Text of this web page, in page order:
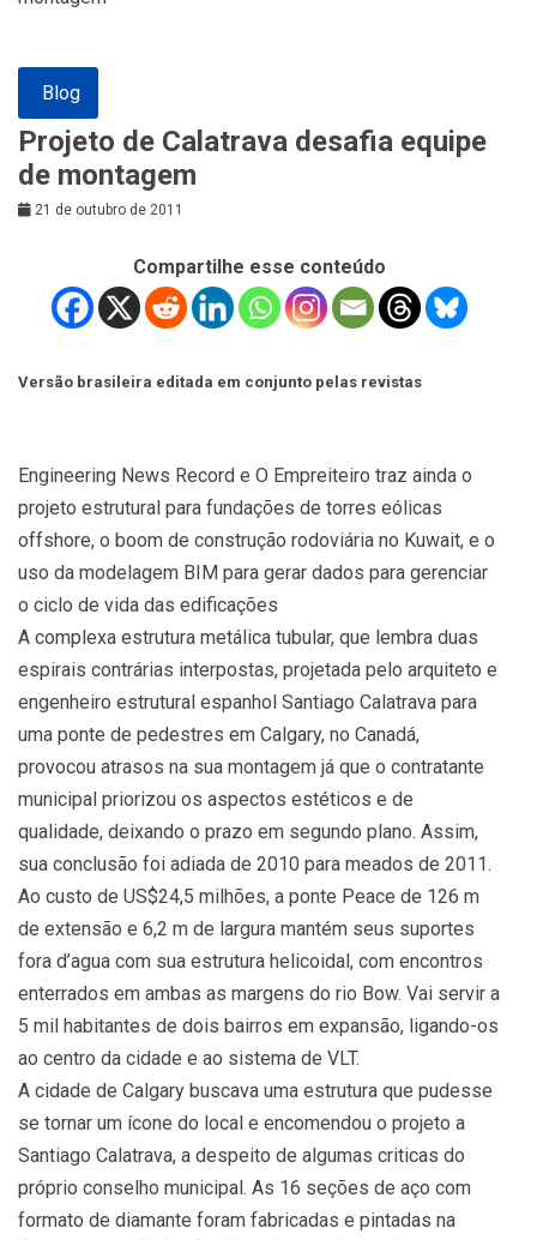
Blog
Projeto de Calatrava desafia equipe
de montagem
21 de outubro de 2011
Compartilhe esse conteúdo
Versão brasileira editada em conjunto pelas revistas
Engineering News Record e O Empreiteiro traz ainda o
projeto estrutural para fundações de torres eólicas
offshore, o boom de construção rodoviária no Kuwait, e o
uso da modelagem BIM para gerar dados para gerenciar
o ciclo de vida das edificações
A complexa estrutura metálica tubular, que lembra duas
espirais contrárias interpostas, projetada pelo arquiteto e
engenheiro estrutural espanhol Santiago Calatrava para
uma ponte de pedestres em Calgary, no Canadá,
provocou atrasos na sua montagem já que o contratante
municipal priorizou os aspectos estéticos e de
qualidade, deixando o prazo em segundo plano. Assim,
sua conclusão foi adiada de 2010 para meados de 2011.
Ao custo de US$24,5 milhões, a ponte Peace de 126 m
de extensão e 6,2 m de largura mantém seus suportes
fora d’agua com sua estrutura helicoidal, com encontros
enterrados em ambas as margens do rio Bow. Vai servir a
5 mil habitantes de dois bairros em expansão, ligando-os
ao centro da cidade e ao sistema de VLT.
A cidade de Calgary buscava uma estrutura que pudesse
se tornar um ícone do local e encomendou o projeto a
Santiago Calatrava, a despeito de algumas criticas do
próprio conselho municipal. As 16 seções de aço com
formato de diamante foram fabricadas e pintadas na